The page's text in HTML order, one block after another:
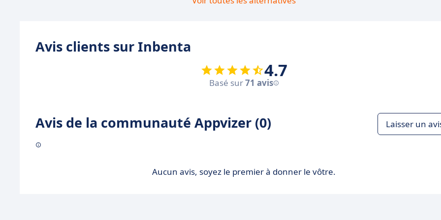
Avis clients sur Inbenta
4.7
Basé sur71 avis
Avis de la communauté Appvizer (0) Laisser un
Aucun avis, soyez le premier à donner le vôtre.